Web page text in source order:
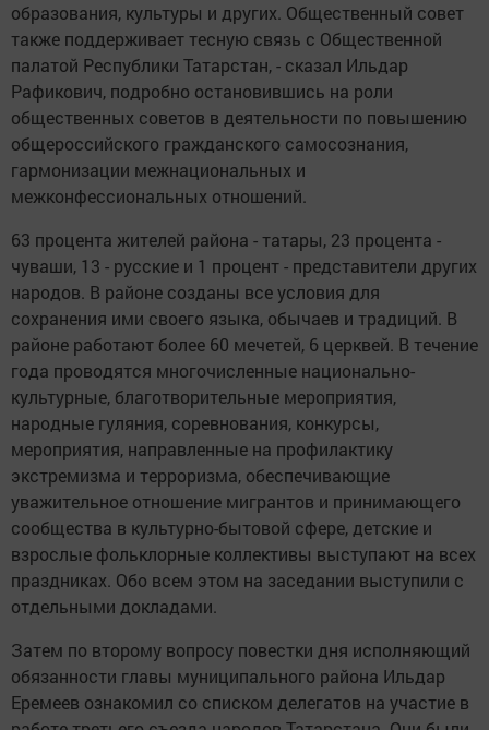
образования, культуры и других. Общественный совет
также поддерживает тесную связь с Общественной
палатой Республики Татарстан, - сказал Ильдар
Рафикович, подробно остановившись на роли
общественных советов в деятельности по повышению
общероссийского гражданского самосознания,
гармонизации межнациональных и
межконфессиональных отношений.
63 процента жителей района - татары, 23 процента -
чуваши, 13 - русские и 1 процент - представители других
народов. В районе созданы все условия для
сохранения ими своего языка, обычаев и традиций. В
районе работают более 60 мечетей, 6 церквей. В течение
года проводятся многочисленные национально-
культурные, благотворительные мероприятия,
народные гуляния, соревнования, конкурсы,
мероприятия, направленные на профилактику
экстремизма и терроризма, обеспечивающие
уважительное отношение мигрантов и принимающего
сообщества в культурно-бытовой сфере, детские и
взрослые фольклорные коллективы выступают на всех
праздниках. Обо всем этом на заседании выступили с
отдельными докладами.
Затем по второму вопросу повестки дня исполняющий
обязанности главы муниципального района Ильдар
Еремеев ознакомил со списком делегатов на участие в